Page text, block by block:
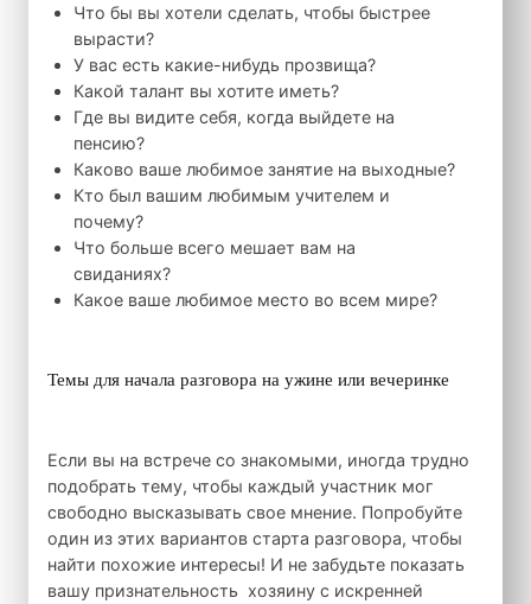
Что бы вы хотели сделать, чтобы быстрее
вырасти?
У вас есть какие-нибудь прозвища?
Какой талант вы хотите иметь?
Где вы видите себя, когда выйдете на
пенсию?
Каково ваше любимое занятие на выходные?
Кто был вашим любимым учителем и
почему?
Что больше всего мешает вам на
свиданиях?
Какое ваше любимое место во всем мире?
Темы для начала разговора на ужине или вечеринке
Если вы на встрече со знакомыми, иногда трудно
подобрать тему, чтобы каждый участник мог
свободно высказывать свое мнение. Попробуйте
один из этих вариантов старта разговора, чтобы
найти похожие интересы! И не забудьте показать
вашу признательность хозяину с искренней